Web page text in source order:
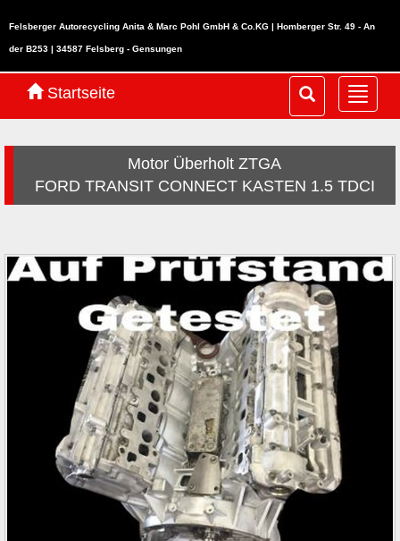
Felsberger Autorecycling Anita & Marc Pohl GmbH & Co.KG | Homberger Str. 49 - An
der B253 | 34587 Felsberg - Gensungen
ein-/
Startseite
Motor Überholt ZTGA
FORD TRANSIT CONNECT KASTEN 1.5 TDCI